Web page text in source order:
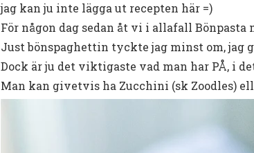
jag kan ju inte lägga ut recepten här =)
För någon dag sedan åt vi i allafall Bönpasta
Just bönspaghettin tyckte jag minst om, jag
Dock är ju det viktigaste vad man har PÅ, i
Man kan givetvis ha Zucchini (sk Zoodles)